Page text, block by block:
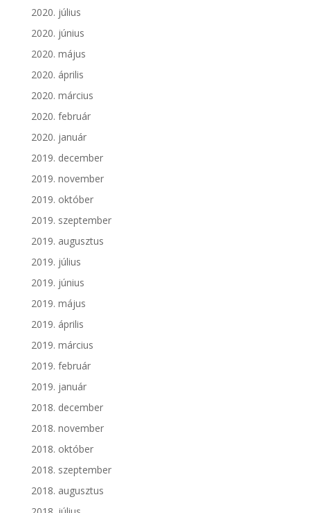
2020. július
2020. június
2020. május
2020. április
2020. március
2020. február
2020. január
2019. december
2019. november
2019. október
2019. szeptember
2019. augusztus
2019. július
2019. június
2019. május
2019. április
2019. március
2019. február
2019. január
2018. december
2018. november
2018. október
2018. szeptember
2018. augusztus